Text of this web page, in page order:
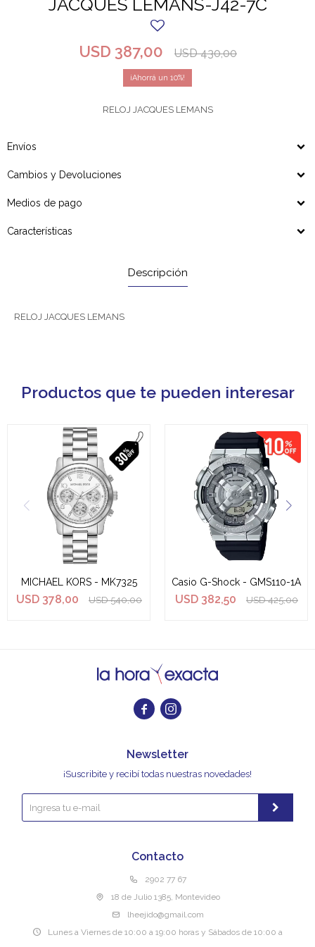
JACQUES LEMANS-J42-7C
USD 387,00 USD 430,00
10
RELOJ JACQUES LEMANS
Envíos
Cambios y Devoluciones
Medios de pago
Características
Descripción
RELOJ JACQUES LEMANS
Productos que te pueden interesar
MICHAEL KORS - MK7325
USD 378,00 USD 540,00
Casio G-Shock - GMS110-1A
USD 382,50 USD 425,00
 
Contacto
2902 77 67
18 de Julio 1385, Montevideo
lheejido@gmail.com
Lunes a Viernes de 10:00 a 19:00 horas y Sábados de 10:00 a
Newsletter
¡Suscribite y recibí todas nuestras novedades!